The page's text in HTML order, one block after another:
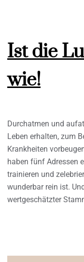
Ist die
wie!
Durchatmen und
Leben erhalten, zum
Krankheiten
haben fünf Adressen
trainieren und
wunderbar rein ist.
wertgeschätzter